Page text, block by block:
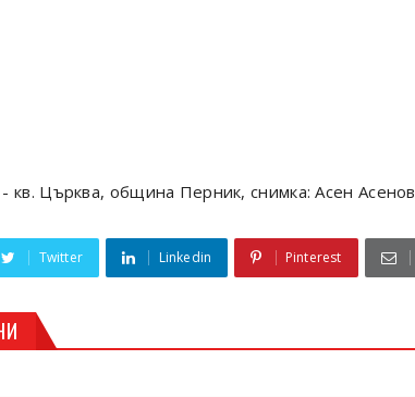
- кв. Църква, община Перник, снимка: Асен Асенов
Twitter Linkedin Pinterest